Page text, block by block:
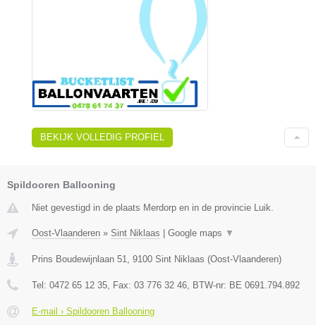
BEKIJK VOLLEDIG PROFIEL
Spildooren Ballooning
Niet gevestigd in de plaats Merdorp en in de provincie Luik.
Oost-Vlaanderen » Sint Niklaas | Google maps ▼
Prins Boudewijnlaan 51 9100 Sint Niklaas (Oost-Vlaanderen)
Tel: 0472 65 12 35 , Fax: 03 776 32 46 , BTW-nr: BE 0691.794.892
E-mail › Spildooren Ballooning